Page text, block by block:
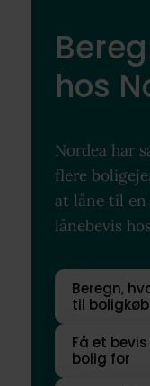
hos
Nordea har
flere
at låne til
lånebevis
Beregn,
til boligkøb
Få et
bolig for